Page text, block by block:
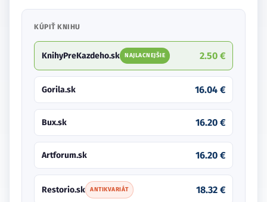
KÚPIŤ KNIHU
KnihyPreKazdeho.sk NAJLACNEJŠIE 2.50 €
Gorila.sk 16.04 €
Bux.sk 16.20 €
Artforum.sk 16.20 €
Restorio.sk ANTIKVARIÁT 18.32 €